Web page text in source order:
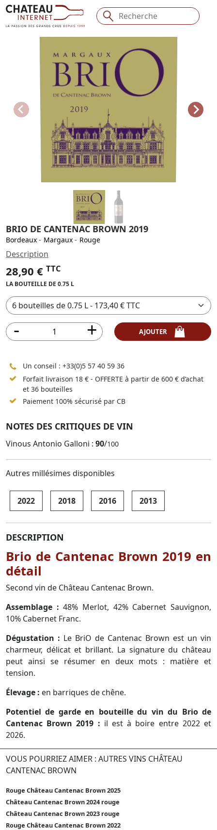
BRIO DE CANTENAC BROWN 2019
Bordeaux - Margaux - Rouge
Description
28,90 € TTC
LA BOUTEILLE DE 0.75 L
Un conseil : +33(0)5 57 40 59 36
Forfait livraison 18 € - OFFERTE à partir de 600 € d’achat
et 36 bouteilles
Paiement 100% sécurisé par CB
NOTES DES CRITIQUES DE VIN
Vinous Antonio Galloni : 90/100
Autres millésimes disponibles
2022 2018 2016 2013
DESCRIPTION
Brio de Cantenac Brown 2019 en
détail
Second vin de Château Cantenac Brown.
Assemblage : 48% Merlot, 42% Cabernet Sauvignon,
10% Cabernet Franc.
Dégustation : Le BriO de Cantenac Brown est un vin
charmeur, délicat et brillant. La signature du château
peut ainsi se résumer en deux mots : matière et
tension.
Élevage : en barriques de chêne.
Potentiel de garde en bouteille du vin du Brio de
Cantenac Brown 2019 : il est à boire entre 2022 et
2026.
VOUS POURRIEZ AIMER : AUTRES VINS CHÂTEAU
CANTENAC BROWN
Rouge Château Cantenac Brown 2025
Château Cantenac Brown 2024 rouge
Château Cantenac Brown 2023 rouge
Rouge Château Cantenac Brown 2022